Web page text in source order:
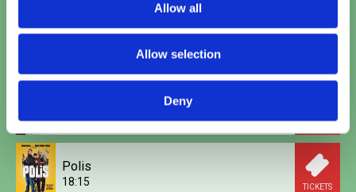
Allow all
Allow selection
Deny
Eagles of the Republic
Spider-Man: Brand New Day
Polis
18:15 TICKETS